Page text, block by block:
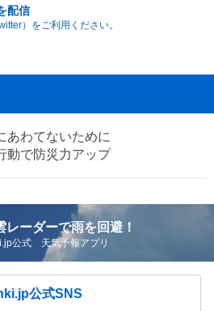
配信
）をご利用ください。
あわてないために
動で防災力アップ
レーダーで雨を回避！
公式 天気予報アプリ
公式SNS